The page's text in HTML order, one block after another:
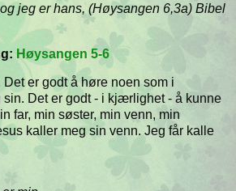
jeg er hans, (Høysangen 6,3a) Bibel
Høysangen 5-6
er godt å høre noen som i
Det er godt - i kjærlighet - å kunne
far, min søster, min venn, min
kaller meg sin venn. Jeg får kalle